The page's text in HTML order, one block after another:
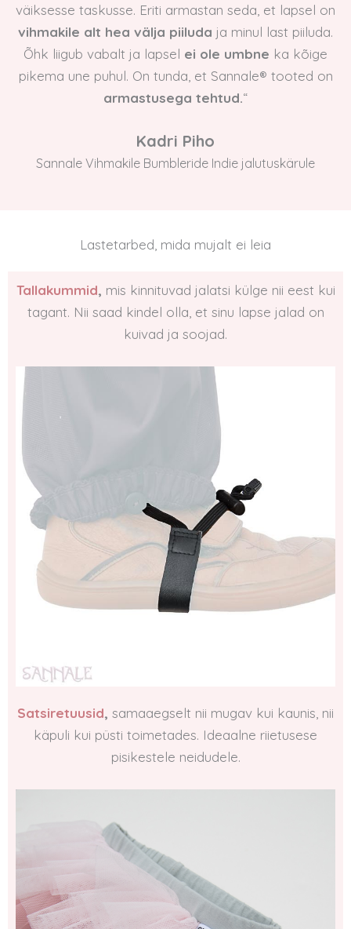
väiksesse taskusse. Eriti armastan seda, et lapsel on
vihmakile alt hea välja piiluda ja minul last piiluda.
Õhk liigub vabalt ja lapsel ei ole umbne ka kõige
pikema une puhul. On tunda, et Sannale® tooted on
armastusega tehtud.“
Kadri Piho
Sannale Vihmakile Bumbleride Indie jalutuskärule
Lastetarbed, mida mujalt ei leia
Tallakummid, mis kinnituvad jalatsi külge nii eest kui
tagant. Nii saad kindel olla, et sinu lapse jalad on
kuivad ja soojad.
Satsiretuusid, samaaegselt nii mugav kui kaunis, nii
käpuli kui püsti toimetades. Ideaalne riietusese
pisikestele neidudele.